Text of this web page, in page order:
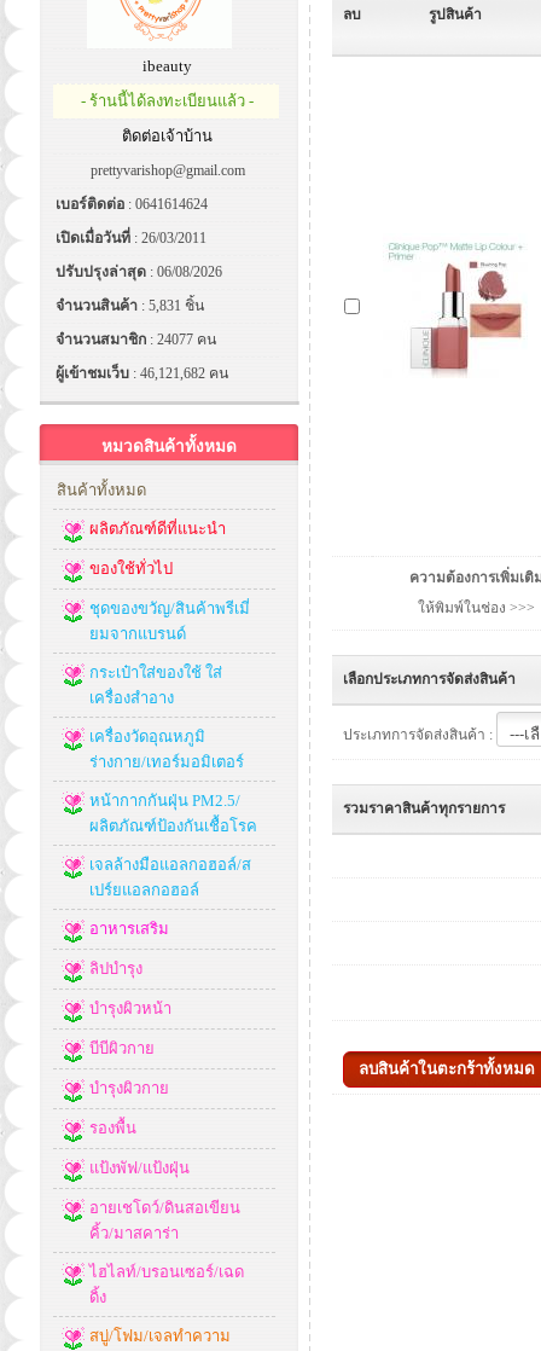
ibeauty
- ร้านนี้ได้ลงทะเบียนแล้ว -
ติดต่อเจ้าบ้าน
prettyvarishop@gmail.com
เบอร์ติดต่อ : 0641614624
เปิดเมื่อวันที่ : 26/03/2011
ปรับปรุงล่าสุด : 06/08/2026
จำนวนสินค้า : 5,831 ชิ้น
จำนวนสมาชิก : 24077 คน
ผู้เข้าชมเว็บ : 46,121,682 คน
หมวดสินค้าทั้งหมด
สินค้าทั้งหมด
ผลิตภัณฑ์ดีที่แนะนำ
ของใช้ทั่วไป
ชุดของขวัญ/สินค้าพรีเมี่
ยมจากแบรนด์
กระเป๋าใส่ของใช้ ใส่
เครื่องสำอาง
เครื่องวัดอุณหภูมิ
ร่างกาย/เทอร์มอมิเตอร์
หน้ากากกันฝุ่น PM2.5/
ผลิตภัณฑ์ป้องกันเชื้อโรค
เจลล้างมือแอลกอฮอล์/ส
เปร์ยแอลกอฮอล์
อาหารเสริม
ลิปบำรุง
บำรุงผิวหน้า
บีบีผิวกาย
บำรุงผิวกาย
รองพื้น
แป้งพัฟ/แป้งฝุ่น
อายเชโดว์/ดินสอเขียน
คิ้ว/มาสคาร่า
ไฮไลท์/บรอนเซอร์/เฉด
ดิ้ง
สบู่/โฟม/เจลทำความ
ลบ รูปสินค้า
ความต้องการเพิ่มเติ
ให้พิมพ์ในช่อง >>>
เลือกประเภทการจัดส่งสินค้า
ประเภทการจัดส่งสินค้า :
รวมราคาสินค้าทุกรายการ